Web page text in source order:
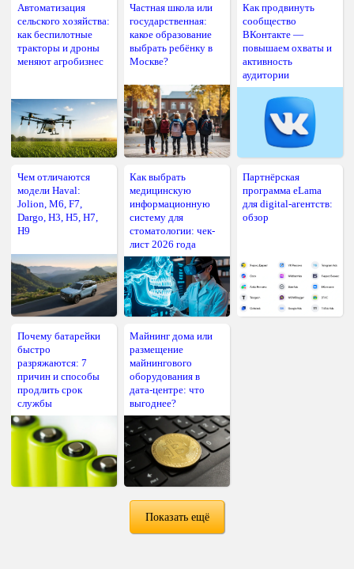
Автоматизация
сельского хозяйства:
как беспилотные
тракторы и дроны
меняют агробизнес
Частная школа или
государственная:
какое образование
выбрать ребёнку в
Москве?
Как продвинуть
сообщество
ВКонтакте —
повышаем охваты и
активность
аудитории
Чем отличаются
модели Haval:
Jolion, M6, F7,
Dargo, H3, H5, H7,
H9
Как выбрать
медицинскую
информационную
систему для
стоматологии: чек-
лист 2026 года
Партнёрская
программа eLama
для digital-агентств:
обзор
Почему батарейки
быстро
разряжаются: 7
причин и способы
продлить срок
службы
Майнинг дома или
размещение
майнингового
оборудования в
дата-центре: что
выгоднее?
Показать ещё